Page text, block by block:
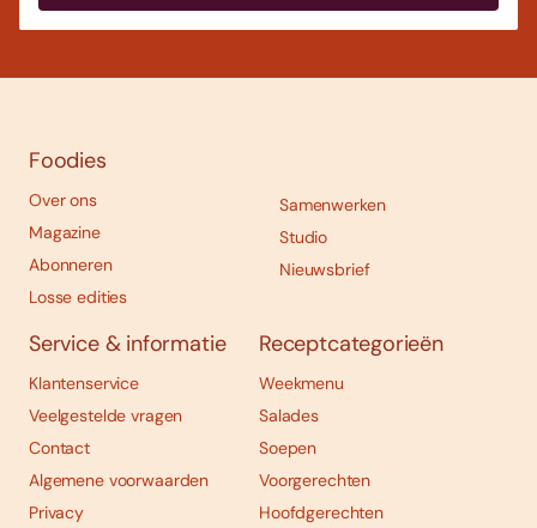
Foodies
Over ons
Magazine
Abonneren
Losse edities
Samenwerken
Studio
Nieuwsbrief
Service & informatie
Klantenservice
Veelgestelde vragen
Contact
Algemene voorwaarden
Privacy
Receptcategorieën
Weekmenu
Salades
Soepen
Voorgerechten
Hoofdgerechten